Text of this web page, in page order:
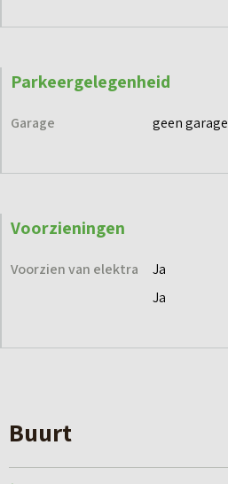
Parkeergelegenheid
Garage geen garage
Voorzieningen
Voorzien van elektra
Ja
Ja
Buurt